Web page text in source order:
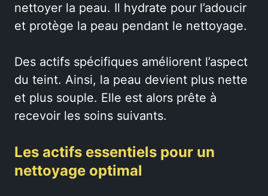
nettoyer la peau. Il hydrate pour l’adoucir
et protège la peau pendant le nettoyage.
Des actifs spécifiques améliorent l’aspect
du teint. Ainsi, la peau devient plus nette
et plus souple. Elle est alors prête à
recevoir les soins suivants.
Les actifs essentiels pour un
nettoyage optimal